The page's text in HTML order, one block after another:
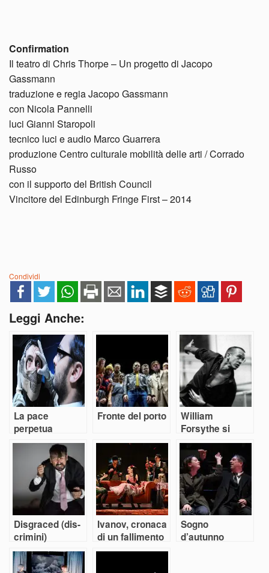
Confirmation
Il teatro di Chris Thorpe – Un progetto di Jacopo
Gassmann
traduzione e regia Jacopo Gassmann
con Nicola Pannelli
luci Gianni Staropoli
tecnico luci e audio Marco Guarrera
produzione Centro culturale mobilità delle arti / Corrado
Russo
con il supporto del British Council
Vincitore del Edinburgh Fringe First – 2014
Condividi
Leggi Anche:
La pace
perpetua
Fronte del porto
William
Forsythe si
ritira. Al suo
posto Jacopo
Godani
Disgraced (dis-
crimini)
Ivanov, cronaca
di un fallimento
umano
Sogno
d’autunno